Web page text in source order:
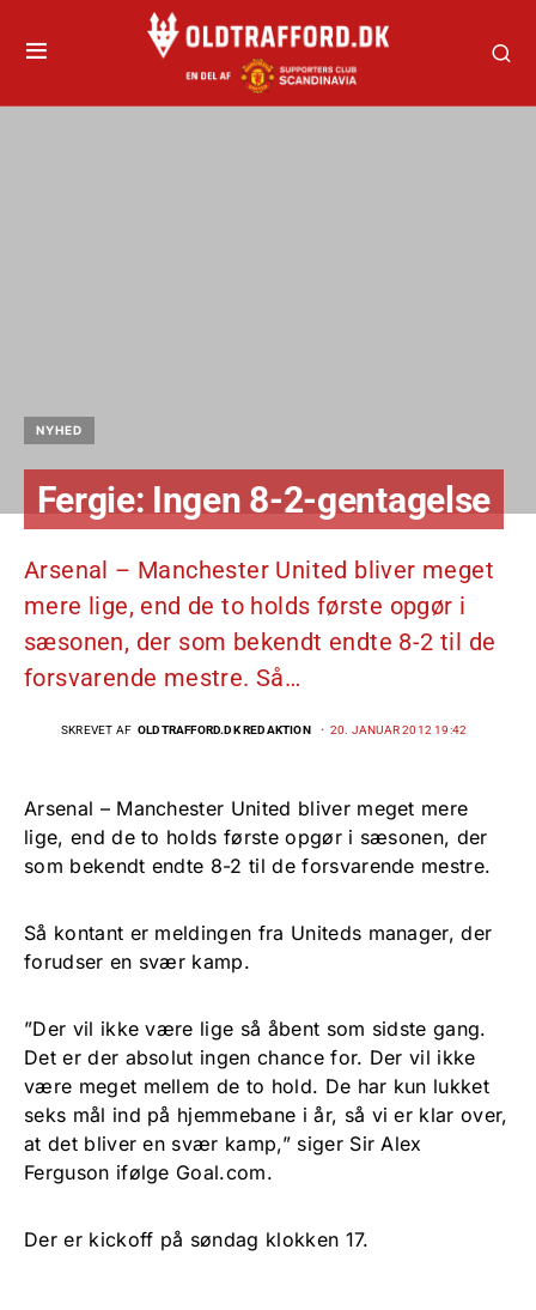
NYHED
Fergie: Ingen 8-2-gentagelse
Arsenal – Manchester United bliver meget
mere lige, end de to holds første opgør i
sæsonen, der som bekendt endte 8-2 til de
forsvarende mestre. Så…
SKREVET AF OLDTRAFFORD.DK REDAKTION 20. JANUAR 2012 19:42
Arsenal – Manchester United bliver meget mere
lige, end de to holds første opgør i sæsonen, der
som bekendt endte 8-2 til de forsvarende mestre.
Så kontant er meldingen fra Uniteds manager, der
forudser en svær kamp.
”Der vil ikke være lige så åbent som sidste gang.
Det er der absolut ingen chance for. Der vil ikke
være meget mellem de to hold. De har kun lukket
seks mål ind på hjemmebane i år, så vi er klar over,
at det bliver en svær kamp,” siger Sir Alex
Ferguson ifølge Goal.com.
Der er kickoff på søndag klokken 17.